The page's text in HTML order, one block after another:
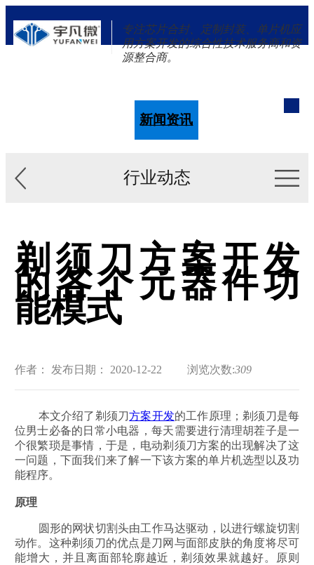
专注芯片合封、定制封装、单片机应
用方案开发的综合性技术服务商和资
源整合商。
新闻资讯
行业动态
剃须刀方案开发
的各个元器件功
能模式
作者： 发布日期： 2020-12-22 浏览次数:309
本文介绍了剃须刀方案开发的工作原理；剃须刀是每
位男士必备的日常小电器，每天需要进行清理胡茬子是一
个很繁琐是事情，于是，电动剃须刀方案的出现解决了这
一问题，下面我们来了解一下该方案的单片机选型以及功
能程序。
原理
圆形的网状切割头由工作马达驱动，以进行螺旋切割
动作。这种剃须刀的优点是刀网与面部皮肤的角度将尽可
能增大，并且离面部轮廓越近，剃须效果就越好。原则